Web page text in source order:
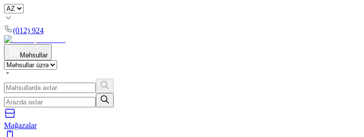
(012) 924
Məhsullar
Mağazalar